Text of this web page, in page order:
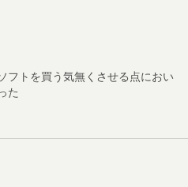
フトを買う気無くさせる点におい
た